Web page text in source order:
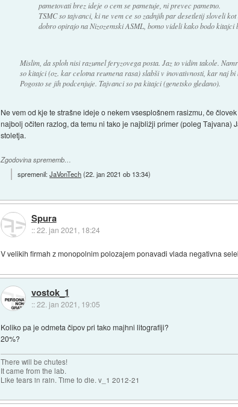
pametovati brez ideje o cem se pametuje, ni prevec pametno.
TSMC so tajvanci, ki ne vem ce so zadnjih par desetletij sloveli
dobro opirajo na Nizozemski ASML, bomo videli kako bodo kitajci
Mislim, da sploh nisi razumel feryzovega posta. Jaz to vidim takole.
so kitajci (oz. kar celotna reumena rasa) slabši v inovativnosti, kar naj bi
Pogosto se jih podcenjuje. Tajvanci so pa kitajci (genetsko gledano).
Ne vem od kje te strašne ideje o nekem vsesplošnem rasizmu, če
najbolj očiten razlog, da temu ni tako je najbližji primer (poleg
stoletja.
Zgodovina sprememb…
spremenil:JaVonTech(22. jan 2021 ob 13:34)
Spura
::22. jan 2021, 18:24
V velikih firmah z monopolnim polozajem ponavadi vlada negativna
vostok_1
::22. jan 2021, 19:05
Koliko pa je odmeta čipov pri tako majhni litografiji?
20%?
There will be chutes!
It came from the lab.
Like tears in rain. Time to die. v_1 2012-21